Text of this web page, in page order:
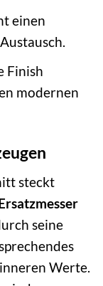
einen
Finish
modernen
steckt
seine
Werte.